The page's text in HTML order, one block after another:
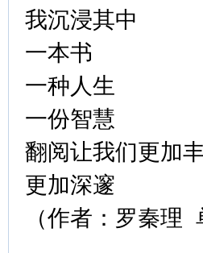
我沉浸其中
一本书
一种人生
一份智慧
翻阅让我们更加
更加深邃
（作者：罗秦理